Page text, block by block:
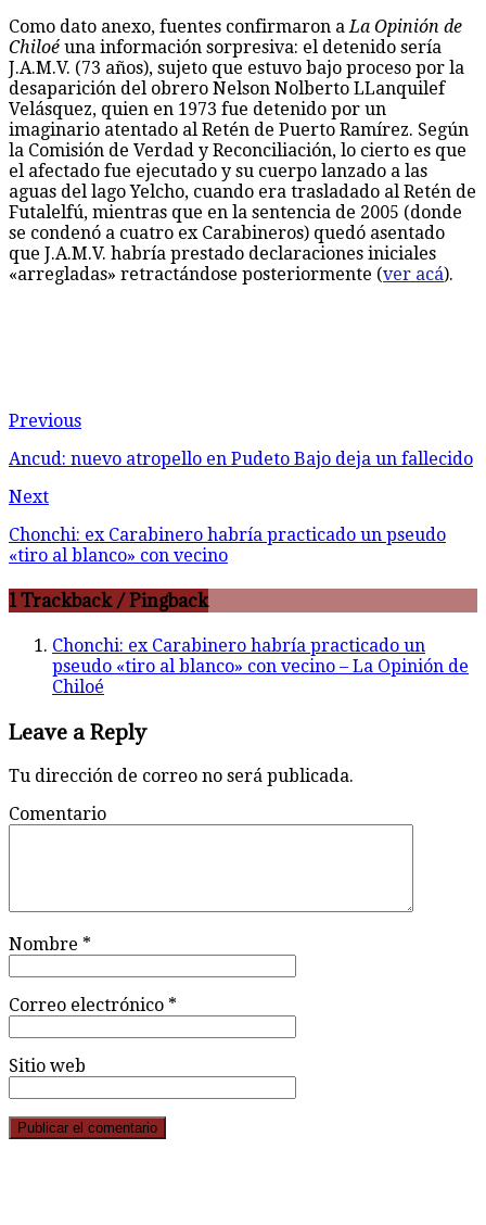
Como dato anexo, fuentes confirmaron aLa Opinión de
Chiloé una información sorpresiva: el detenido sería
J.A.M.V. (73 años), sujeto que estuvo bajo proceso por la
desaparición del obrero Nelson Nolberto LLanquilef
Velásquez, quien en 1973 fue detenido por un
imaginario atentado al Retén de Puerto Ramírez. Según
la Comisión de Verdad y Reconciliación, lo cierto es que
el afectado fue ejecutado y su cuerpo lanzado a las
aguas del lago Yelcho, cuando era trasladado al Retén de
Futalelfú, mientras que en la sentencia de 2005 (donde
se condenó a cuatro ex Carabineros) quedó asentado
que J.A.M.V. habría prestado declaraciones iniciales
«arregladas» retractándose posteriormente (ver acá).
Previous
Ancud: nuevo atropello en Pudeto Bajo deja un fallecido
Next
Chonchi: ex Carabinero habría practicado un pseudo
«tiro al blanco» con vecino
1 Trackback / Pingback
Chonchi: ex Carabinero habría practicado un
pseudo «tiro al blanco» con vecino – La Opinión de
Chiloé
Leave a Reply
Tu dirección de correo no será publicada.
Comentario
Nombre *
Correo electrónico *
Sitio web